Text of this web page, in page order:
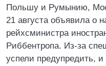
Польшу и Румынию,
21 августа объявила о
рейхсминистра
Риббентропа. Из-за
успели предупредить,